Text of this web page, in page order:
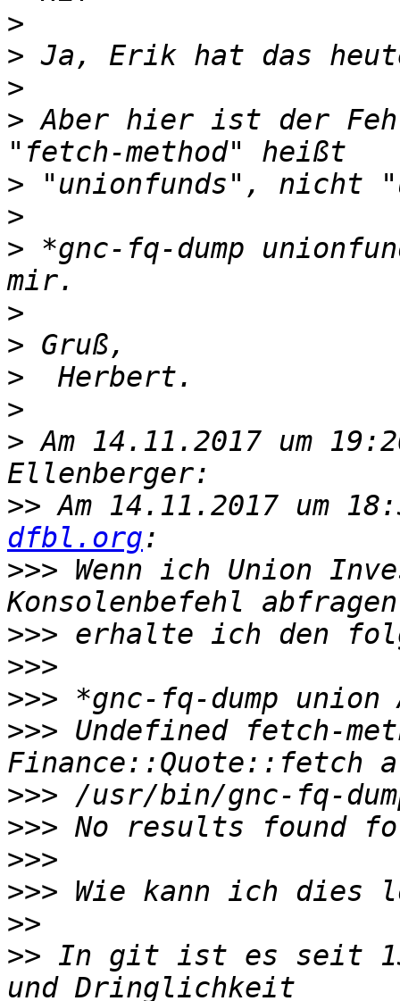
>
>
>
> Aber hier ist der
>
>
> *gnc-fq-dump
>
>
>
>
> Am 14.11.2017 um
>> Am 14.11.2017 um
dfbl.org
>>> Wenn ich Union
>>>
>>>
>>>
>>> Undefined fetch-
>>>
>>>
>>>
>>>
>>
>> In git ist es seit